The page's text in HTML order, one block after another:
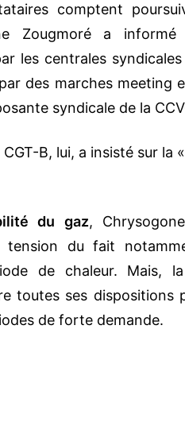
comptent
Zougmoré a
les centrales
des marches meeting
syndicale de la
B, lui, a insisté sur la «
du gaz,
tension du fait
de chaleur. Mais,
toutes ses dispositions
de forte demande.